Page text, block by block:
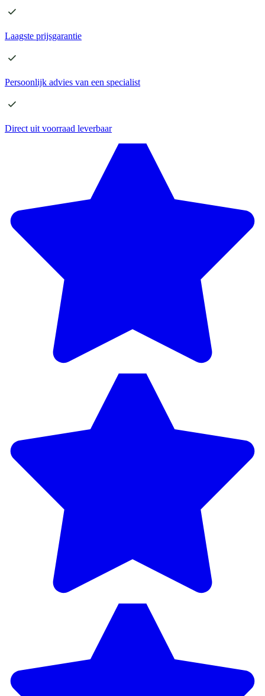
Laagste prijsgarantie
Persoonlijk advies van een specialist
Direct uit voorraad leverbaar